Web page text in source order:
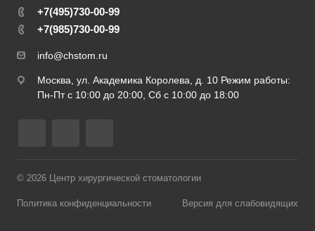
+7(495)730-00-99
+7(985)730-00-99
info@chstom.ru
Москва, ул. Академика Королева, д. 10 Режим работы:
Пн-Пт с 10:00 до 20:00, Сб с 10:00 до 18:00
© 2026 Центр хирургической стоматологии
Политика конфиденциальности Версия для слабовидящих